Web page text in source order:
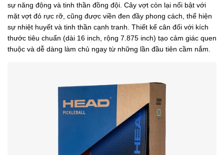
sự năng động và tinh thần đồng đội. Cây vợt còn lại nổi bật với
mặt vợt đỏ rực rỡ, cũng được viền đen đầy phong cách, thể hiện
sự nhiệt huyết và tinh thần cạnh tranh. Thiết kế cân đối với kích
thước tiêu chuẩn (dài 16 inch, rộng 7.875 inch) tạo cảm giác quen
thuộc và dễ dàng làm chủ ngay từ những lần đầu tiên cầm nắm.